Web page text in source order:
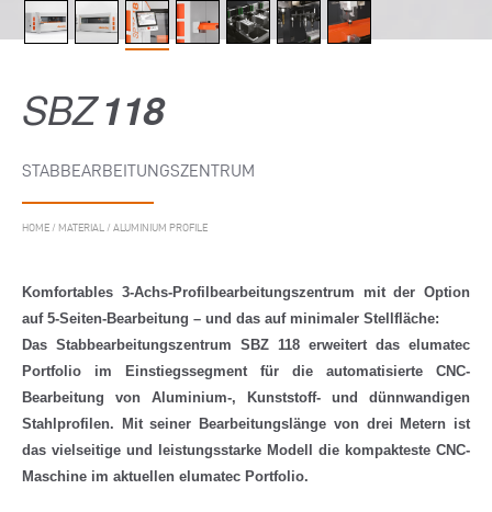
SBZ118
STABBEARBEITUNGSZENTRUM
HOME / MATERIAL / ALUMINIUM PROFILE
Komfortables 3-Achs-Profilbearbeitungszentrum mit der Option
auf 5-Seiten-Bearbeitung – und das auf minimaler Stellfläche:
Das Stabbearbeitungszentrum SBZ 118 erweitert das elumatec
Portfolio im Einstiegssegment für die automatisierte CNC-
Bearbeitung von Aluminium-, Kunststoff- und dünnwandigen
Stahlprofilen. Mit seiner Bearbeitungslänge von drei Metern ist
das vielseitige und leistungsstarke Modell die kompakteste CNC-
Maschine im aktuellen elumatec Portfolio.